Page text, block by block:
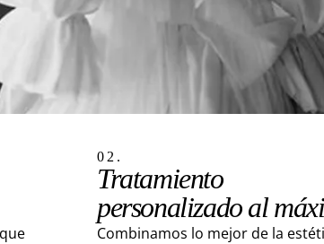
02.
Tratamiento
personalizado al
Combinamos lo mejor de la